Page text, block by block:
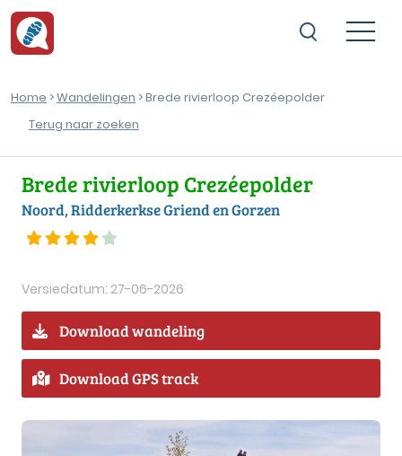
Home >Wandelingen > Brede rivierloop Crezéepolder
Terug naar zoeken
Brede rivierloop Crezéepolder
Noord, Ridderkerkse Griend en Gorzen
Versiedatum: 27-06-2026
Download wandeling
Download GPS track